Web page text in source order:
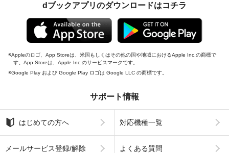
dブックアプリのダウンロードはコチラ
Appleのロゴ、App Storeは、米国もしくはその他の国や地域におけるApple Inc.の商標で
す。App Storeは、Apple Inc.のサービスマークです。
Google Play および Google Play ロゴは Google LLC の商標です。
サポート情報
はじめての方へ 対応機種一覧
メールサービス登録/解除 よくある質問